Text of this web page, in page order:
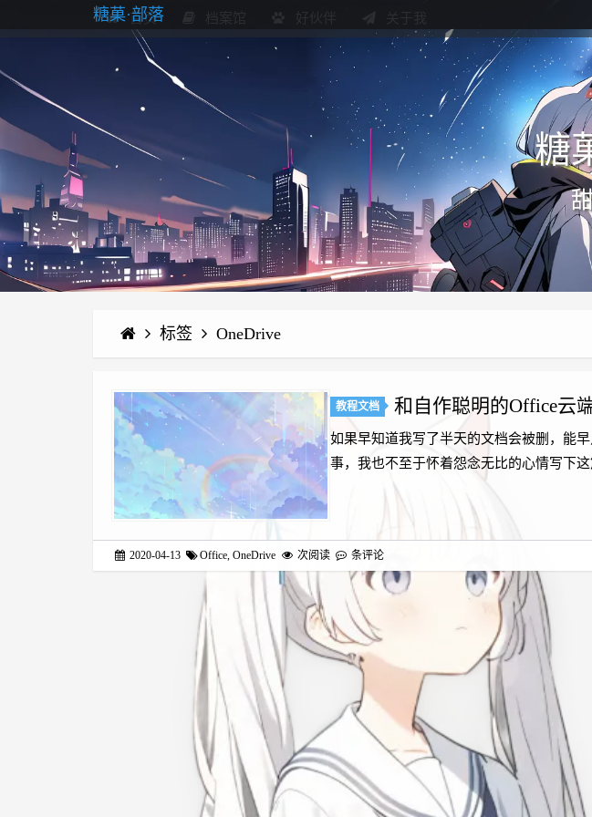
首页
糖菓·部落
糖
标签 OneDrive
教程文档 和自作聪明的Office云
如果早知道我写了半天的文档会被删，能
事，我也不至于怀着怨念无比的心情写下这
2020-04-13 Office,OneDrive 次阅读 条评论